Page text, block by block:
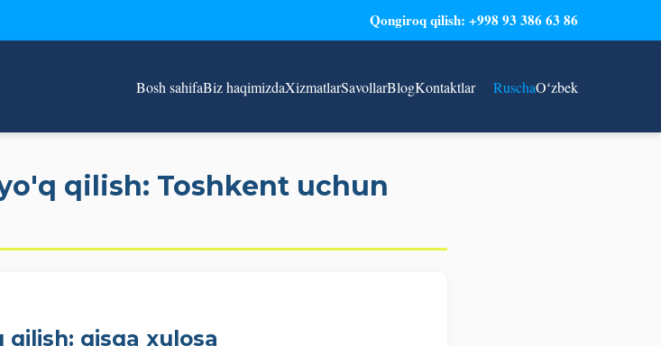
Qongiroq qilish: +998 93 386 63 86
Bosh sahifaBiz haqimizdaXizmatlarSavollarBlogKontaktlar RuschaOʻzbek
qilish: Toshkent uchun
qisqa xulosa